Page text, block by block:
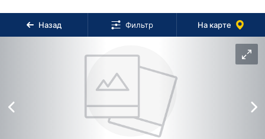
Назад Фильтр На карте